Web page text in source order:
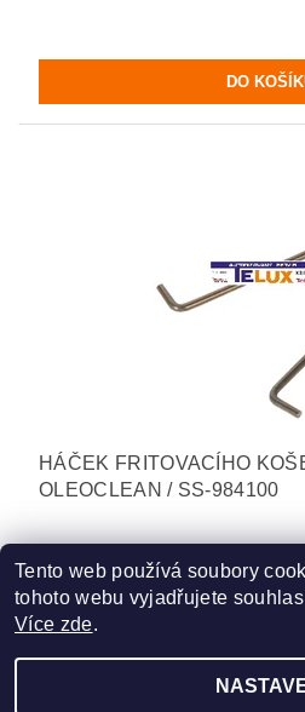
HÁČEK FRITOVACÍHO
OLEOCLEAN / SS-984100
Tento web používá soubory
tohoto webu vyjadřujete
Více zde.